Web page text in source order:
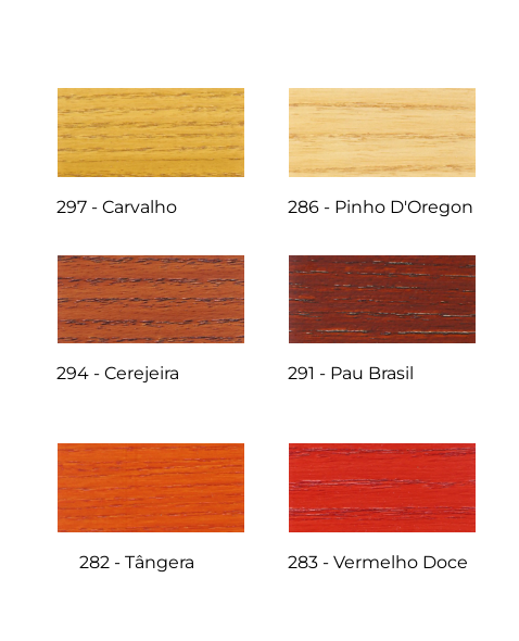
297 - Carvalho 286 - Pinho D'Oregon
294 - Cerejeira 291 - Pau Brasil
282 - Tângera 283 - Vermelho Doce